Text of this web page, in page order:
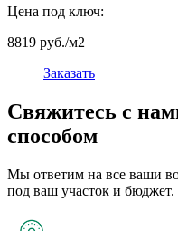
Цена под ключ:
8819 руб./м2
Заказать
Свяжитесь с
способом
Мы ответим на все ваши
под ваш участок и бюджет.